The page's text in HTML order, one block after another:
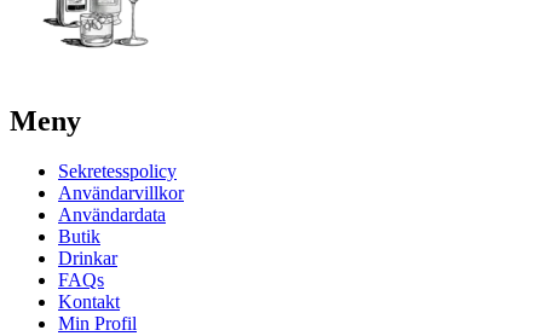
Meny
Sekretesspolicy
Användarvillkor
Användardata
Butik
Drinkar
FAQs
Kontakt
Min Profil